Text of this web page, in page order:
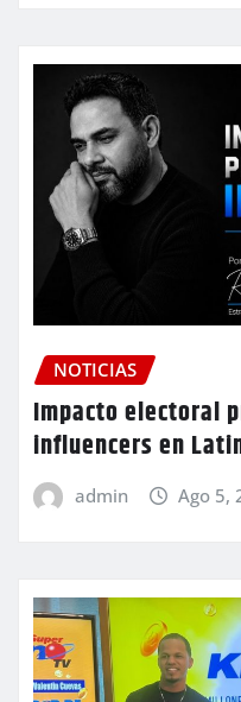
NOTICIAS
Impacto electoral
influencers en
admin Ago 5,